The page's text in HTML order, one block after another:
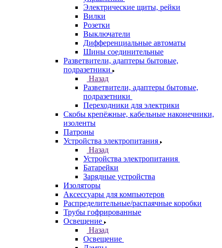
Электрические щиты, рейки
Вилки
Розетки
Выключатели
Дифференциальные автоматы
Шины соединительные
Разветвители, адаптеры бытовые,
подразетники
Назад
Разветвители, адаптеры бытовые,
подразетники
Переходники для электрики
Скобы крепёжные, кабельные наконечники,
изоленты
Патроны
Устройства электропитания
Назад
Устройства электропитания
Батарейки
Зарядные устройства
Изоляторы
Аксессуары для компьютеров
Распределительные/распаячные коробки
Трубы гофрированные
Освещение
Назад
Освещение